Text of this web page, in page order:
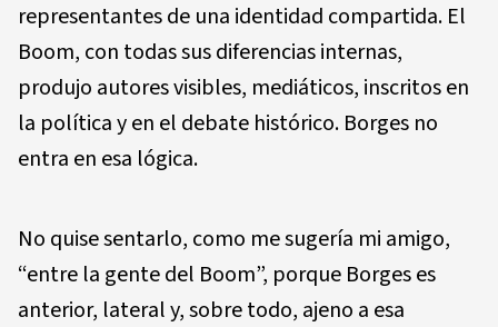
representantes de una identidad compartida. El
Boom, con todas sus diferencias internas,
produjo autores visibles, mediáticos, inscritos en
la política y en el debate histórico. Borges no
entra en esa lógica.
No quise sentarlo, como me sugería mi amigo,
“entre la gente del Boom”, porque Borges es
anterior, lateral y, sobre todo, ajeno a esa